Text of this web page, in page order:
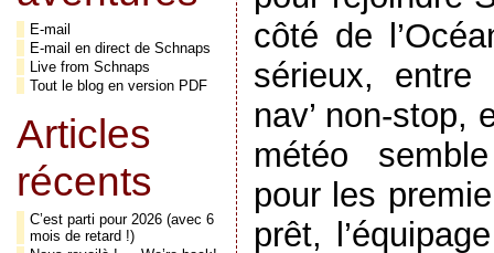
E-mail
E-mail en direct de Schnaps
Live from Schnaps
Tout le blog en version PDF
Articles
récents
C’est parti pour 2026 (avec 6
mois de retard !)
côté de
sérieux,
nav’ non-stop,
météo
pour les
prêt,